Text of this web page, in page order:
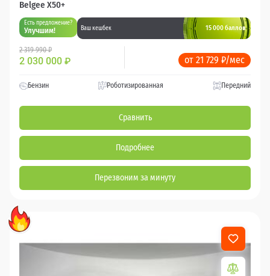
Belgee X50+
Есть предложение?
Улучшим! Ваш кешбек 15 000 баллов
2 319 990 ₽
2 030 000 ₽ от 21 729 ₽/мес
Бензин Роботизированная Передний
Сравнить
Подробнее
Перезвоним за минуту